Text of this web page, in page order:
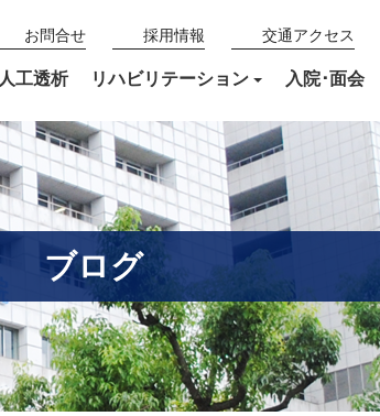
お問合せ 採用情報 交通アクセス
人工透析 リハビリテーション 入院･面会
ブログ